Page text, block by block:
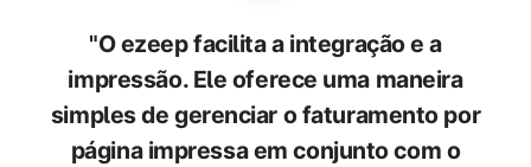
"O ezeep facilita a integração e a
impressão. Ele oferece uma maneira
simples de gerenciar o faturamento por
página impressa em conjunto com o